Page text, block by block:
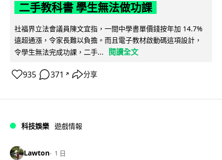
二手教科書 學生無法做功課
社福界立法會議員陳文宜指，一間中學書單價錢按年加 14.7%
遠超通漲，令家長難以負擔。而且電子教材啟動碼這項設計，
令學生無法完成功課，二手...
閱讀全文
935 371 ↗ 分享
科技娛樂 遊戲情報
Lawton 1 日